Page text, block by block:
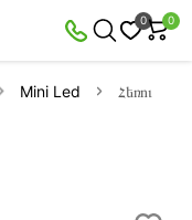
0 0
Mini Led